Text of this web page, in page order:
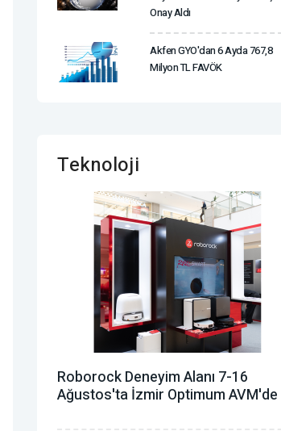
Onay Aldı
Akfen GYO'dan 6 Ayda 767,8
Milyon TL FAVÖK
Teknoloji
Roborock Deneyim Alanı 7-16
Ağustos'ta İzmir Optimum AVM'de